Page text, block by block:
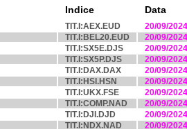
Indice Data
TIT.I:AEX.EUD
20/09/2024
TIT.I:BEL20.EUD
20/09/2024
TIT.I:SX5E.DJS
20/09/2024
TIT.I:SX5P.DJS
20/09/2024
TIT.I:DAX.DAX
20/09/2024
TIT.I:HSI.HSN
20/09/2024
TIT.I:UKX.FSE
20/09/2024
TIT.I:COMP.NAD
20/09/2024
TIT.I:DJI.DJD
20/09/2024
TIT.I:NDX.NAD
20/09/2024